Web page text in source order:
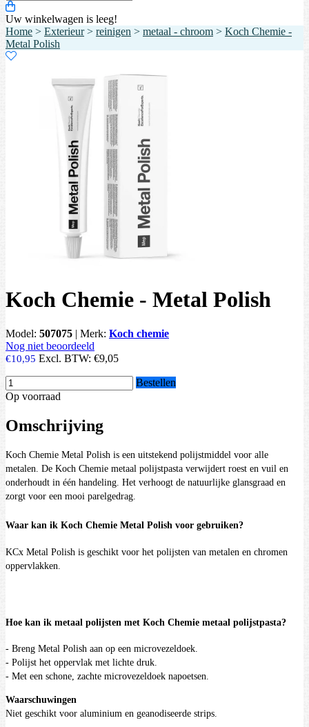
Uw winkelwagen is leeg!
Home > Exterieur> reinigen > metaal - chroom > Koch Chemie -
Metal Polish
Koch Chemie - Metal Polish
Model: 507075 | Merk: Koch chemie
Nog niet beoordeeld
€10,95 Excl. BTW: €9,05
Bestellen
Op voorraad
Omschrijving
Koch Chemie Metal Polish is een uitstekend polijstmiddel voor alle
metalen. De Koch Chemie metaal polijstpasta verwijdert roest en vuil en
onderhoudt in één handeling. Het verhoogt de natuurlijke glansgraad en
zorgt voor een mooi parelgedrag.
Waar kan ik Koch Chemie Metal Polish voor gebruiken?
KCx Metal Polish is geschikt voor het polijsten van metalen en chromen
oppervlakken.
Hoe kan ik metaal polijsten met Koch Chemie metaal polijstpasta?
- Breng Metal Polish aan op een microvezeldoek.
- Polijst het oppervlak met lichte druk.
- Met een schone, zachte microvezeldoek napoetsen.
Waarschuwingen
Niet geschikt voor aluminium en geanodiseerde strips.